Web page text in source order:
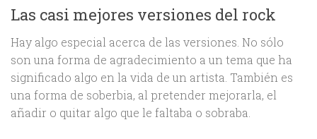
Las casi mejores versiones del rock
Hay algo especial acerca de las versiones. No sólo
son una forma de agradecimiento a un tema que ha
significado algo en la vida de un artista. También es
una forma de soberbia, al pretender mejorarla, el
añadir o quitar algo que le faltaba o sobraba.